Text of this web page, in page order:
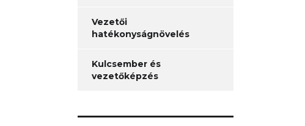
Vezetői
hatékonyságnövelés
Kulcsember és
vezetőképzés